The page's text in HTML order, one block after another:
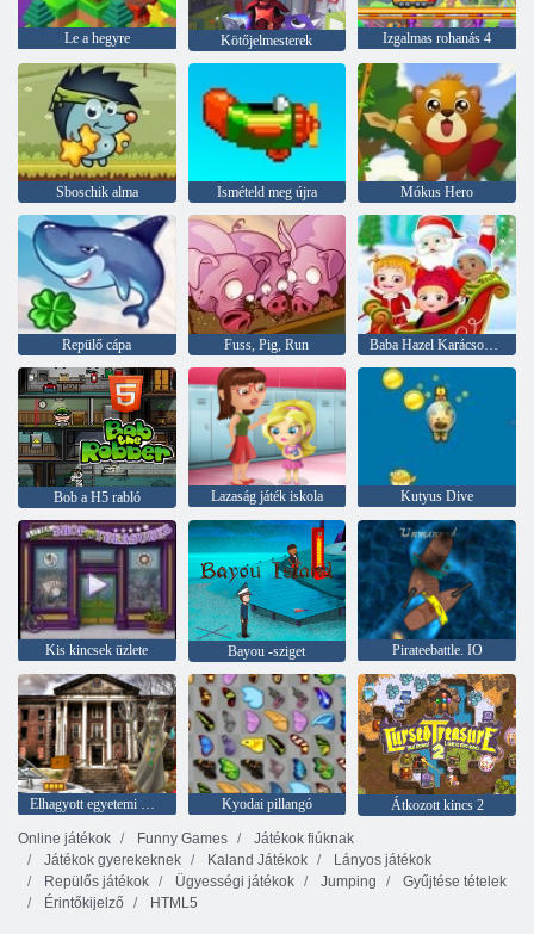
Le a hegyre Kötőjelmesterek Izgalmas rohanás 4
Sboschik alma Ismételd meg újra Mókus Hero
Repülő cápa Fuss, Pig, Run
Bob a H5 rabló Lazaság játék iskola Kutyus Dive
Kis kincsek üzlete Bayou -sziget Pirateebattle. IO
Kyodai pillangó
Átkozott kincs 2
Online játékok
Funny Games
Játékok fiúknak
Játékok gyerekeknek
Kaland Játékok
Lányos játékok
Repülős játékok
Ügyességi játékok Jumping
Gyűjtése tételek
Érintőkijelző
HTML5